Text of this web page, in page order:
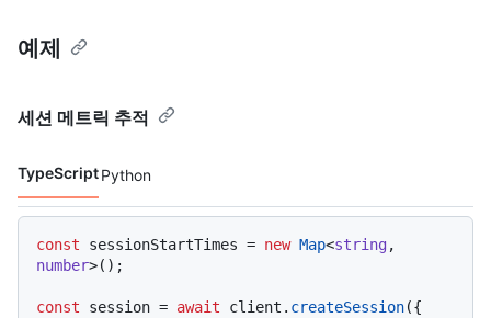
예제
세션 메트릭 추적
코드 언어 navigation
TypeScriptPython
const sessionStartTimes = new Map<string
number>();
const session = await client. createSession({